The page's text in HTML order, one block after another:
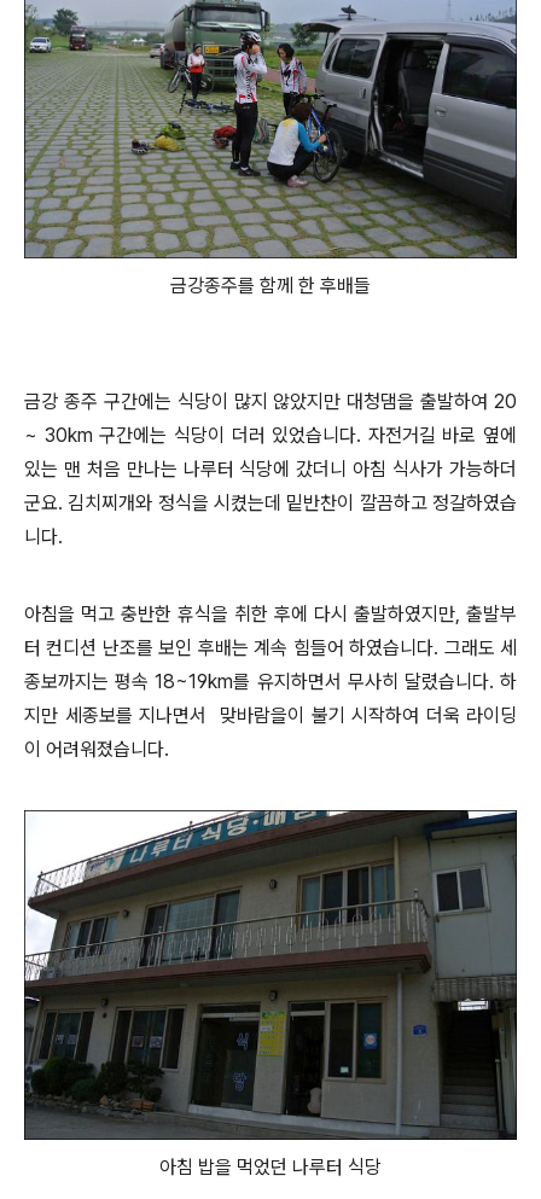
금강종주를 함께 한 후배들
금강 종주 구간에는 식당이 많지 않았지만 대청댐을 출발하여 20
~ 30km 구간에는 식당이 더러 있었습니다. 자전거길 바로 옆에
있는 맨 처음 만나는 나루터 식당에 갔더니 아침 식사가 가능하더
군요. 김치찌개와 정식을 시켰는데 밑반찬이 깔끔하고 정갈하였습
니다.
아침을 먹고 충반한 휴식을 취한 후에 다시 출발하였지만, 출발부
터 컨디션 난조를 보인 후배는 계속 힘들어 하였습니다. 그래도 세
종보까지는 평속 18~19km를 유지하면서 무사히 달렸습니다. 하
지만 세종보를 지나면서 맞바람을이 불기 시작하여 더욱 라이딩
이 어려워졌습니다.
아침 밥을 먹었던 나루터 식당